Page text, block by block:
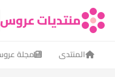
منتديات عروس
المنتدى مجلة